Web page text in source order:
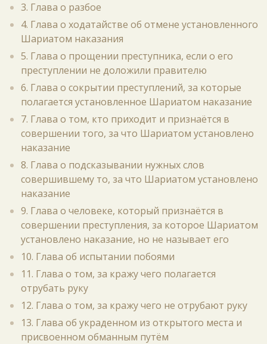
3. Глава о разбое
4. Глава о ходатайстве об отмене установленного
Шариатом наказания
5. Глава о прощении преступника, если о его
преступлении не доложили правителю
6. Глава о сокрытии преступлений, за которые
полагается установленное Шариатом наказание
7. Глава о том, кто приходит и признаётся в
совершении того, за что Шариатом установлено
наказание
8. Глава о подсказывании нужных слов
совершившему то, за что Шариатом установлено
наказание
9. Глава о человеке, который признаётся в
совершении преступления, за которое Шариатом
установлено наказание, но не называет его
10. Глава об испытании побоями
11. Глава о том, за кражу чего полагается
отрубать руку
12. Глава о том, за кражу чего не отрубают руку
13. Глава об украденном из открытого места и
присвоенном обманным путём